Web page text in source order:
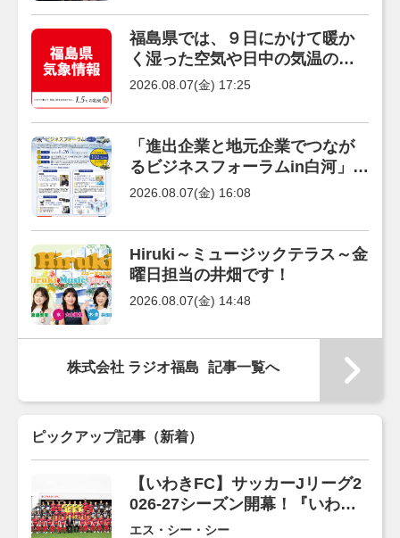
福島県では、９日にかけて暖か
く湿った空気や日中の気温の上
昇により、大気の状態が不安定
2026.08.07(金) 17:25
「進出企業と地元企業でつなが
るビジネスフォーラムin白河」
参加者募集
2026.08.07(金) 16:08
Hiruki～ミュージックテラス～金
曜日担当の井畑です！
2026.08.07(金) 14:48
株式会社 ラジオ福島 記事一覧へ
ピックアップ記事（新着）
【いわきFC】サッカーJリーグ2
026-27シーズン開幕！『いわきF
C』を応援して盛り上がろう！
エス・シー・シー